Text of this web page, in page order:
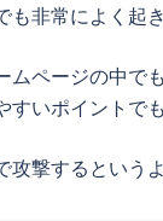
非常によく起
ページの中で
いポイントで
撃するというよ